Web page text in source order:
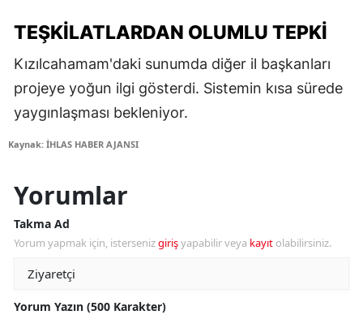
TEŞKILATLARDAN OLUMLU TEPKI
Kızılcahamam'daki sunumda diğer il başkanları
projeye yoğun ilgi gösterdi. Sistemin kısa sürede
yaygınlaşması bekleniyor.
Kaynak: İHLAS HABER AJANSI
Yorumlar
Takma Ad
Yorum yapmak için, istersenizgirişyapabilir veya kayıt olabilirsiniz.
Yorum Yazın (500 Karakter)